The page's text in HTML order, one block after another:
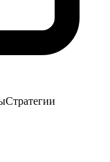
Стратегии